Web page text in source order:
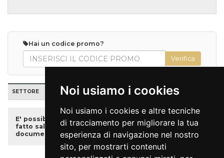
Noi usiamo i cookies
Noi usiamo i cookies e altre tecniche
di tracciamento per migliorare la tua
esperienza di navigazione nel nostro
sito, per mostrarti contenuti
Hai un codice promo?
SETTORE POSTI TARIFFA PREZZO QUANTITÀ
E' possibile acquistare i biglietti ridotti, se disponibili,
fatto salvo che sarà necessario presentare un
documento attestante l’età anagrafica.